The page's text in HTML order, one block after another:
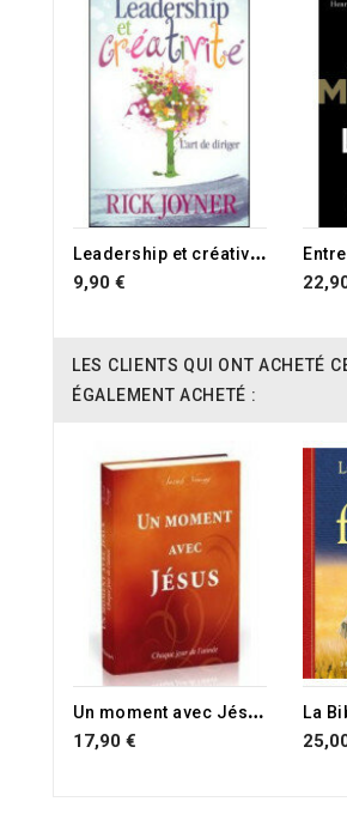
L
eadership et créativité
9,90 €
LES CLIENTS QUI ONT ACHETÉ
ÉGALEMENT ACHETÉ :
U
n moment avec Jésus
17,90 €
La